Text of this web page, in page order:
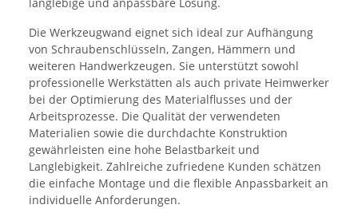
Die Werkzeugwand eignet sich ideal zur Aufhängung
von Schraubenschlüsseln, Zangen, Hämmern und
weiteren Handwerkzeugen. Sie unterstützt sowohl
professionelle Werkstätten als auch private Heimwerker
bei der Optimierung des Materialflusses und der
Arbeitsprozesse. Die Qualität der verwendeten
Materialien sowie die durchdachte Konstruktion
gewährleisten eine hohe Belastbarkeit und
Langlebigkeit. Zahlreiche zufriedene Kunden schätzen
die einfache Montage und die flexible Anpassbarkeit an
individuelle Anforderungen.